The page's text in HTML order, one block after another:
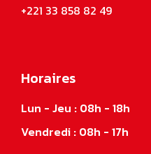
+221 33 858 82 49
Horaires
Lun - Jeu : 08h - 18h
Vendredi : 08h - 17h